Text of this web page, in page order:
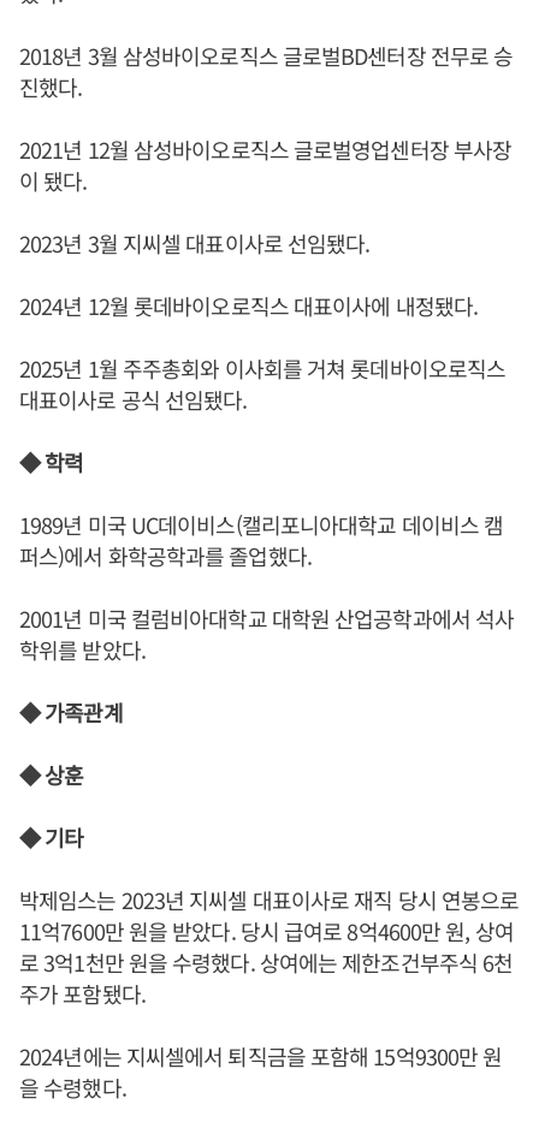
2018년 3월 삼성바이오로직스 글로벌BD센터장 전무로 승
진했다.
2021년 12월 삼성바이오로직스 글로벌영업센터장 부사장
이 됐다.
2023년 3월 지씨셀 대표이사로 선임됐다.
2024년 12월 롯데바이오로직스 대표이사에 내정됐다.
2025년 1월 주주총회와 이사회를 거쳐 롯데바이오로직스
대표이사로 공식 선임됐다.
◆ 학력
1989년 미국 UC데이비스(캘리포니아대학교 데이비스 캠
퍼스)에서 화학공학과를 졸업했다.
2001년 미국 컬럼비아대학교 대학원 산업공학과에서 석사
학위를 받았다.
◆ 가족관계
◆ 상훈
◆ 기타
박제임스는 2023년 지씨셀 대표이사로 재직 당시 연봉으로
11억7600만 원을 받았다. 당시 급여로 8억4600만 원, 상여
로 3억1천만 원을 수령했다. 상여에는 제한조건부주식 6천
주가 포함됐다.
2024년에는 지씨셀에서 퇴직금을 포함해 15억9300만 원
을 수령했다.